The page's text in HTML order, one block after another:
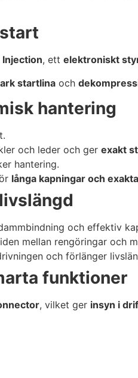
Injection, ett elektroniskt
startlina och
hantering
och leder och ger exakt
hantering.
långa kapningar och
och effektiv
mellan rengöringar och
och förlänger
funktioner
, vilket ger insyn i